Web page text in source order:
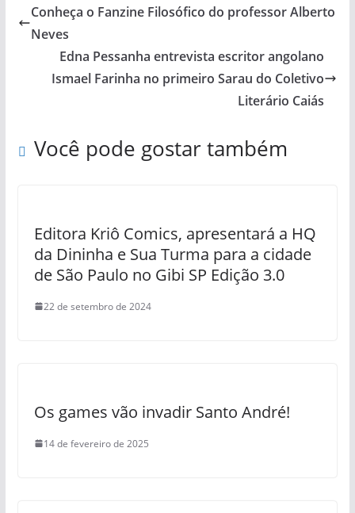
Conheça o Fanzine Filosófico do professor Alberto
Neves
Edna Pessanha entrevista escritor angolano
Ismael Farinha no primeiro Sarau do Coletivo
Literário Caiás
Você pode gostar também
Editora Kriô Comics, apresentará a HQ
da Dininha e Sua Turma para a cidade
de São Paulo no Gibi SP Edição 3.0
22 de setembro de 2024
Os games vão invadir Santo André!
14 de fevereiro de 2025